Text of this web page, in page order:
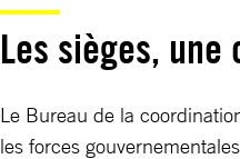
Les sièges,
Le Bureau de la
les forces